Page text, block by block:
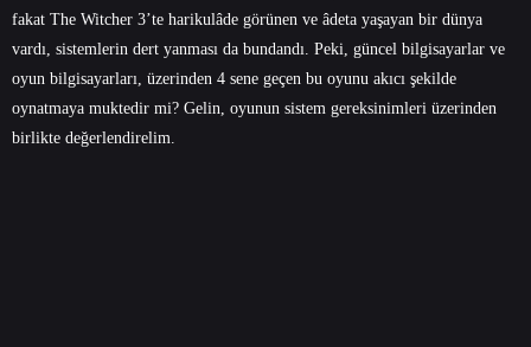
fakat The Witcher 3’te harikulâde görünen ve âdeta yaşayan bir dünya
vardı, sistemlerin dert yanması da bundandı. Peki, güncel bilgisayarlar ve
oyun bilgisayarları, üzerinden 4 sene geçen bu oyunu akıcı şekilde
oynatmaya muktedir mi? Gelin, oyunun sistem gereksinimleri üzerinden
birlikte değerlendirelim.